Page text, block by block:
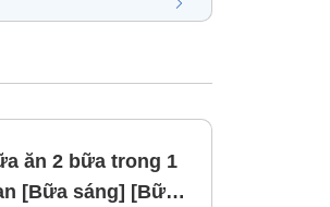
ăn 2 bữa trong 1
[Bữa sáng] [Bữa